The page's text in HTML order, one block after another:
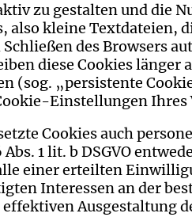
zu gestalten und die
kleine Textdateien,
des Browsers
diese Cookies
(sog. „persistente
Einstellungen
Cookies auch
1 lit. b DSGVO
einer erteilten
Interessen an der
Ausgestaltung